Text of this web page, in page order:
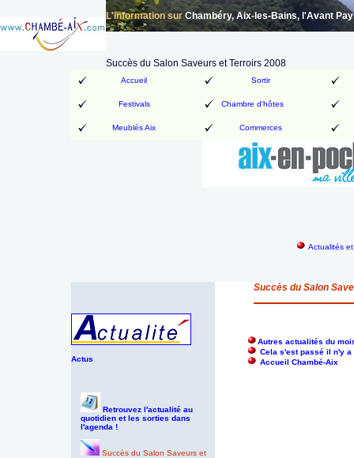
L'information surChambéry, Aix-les-Bains, l'Avant
Succès du Salon Saveurs et Terroirs 2008
Accueil Sortir
Festivals Chambre d'hôtes
Meublés Aix Commerces
Actualités
Succès du Salon
Actus
Autres actualités du
Cela s'est passé il n'y
Accueil Chambé-Aix
Retrouvez l'actualité au
quotidien et les sorties dans
l'agenda !
Succès du Salon Saveurs et